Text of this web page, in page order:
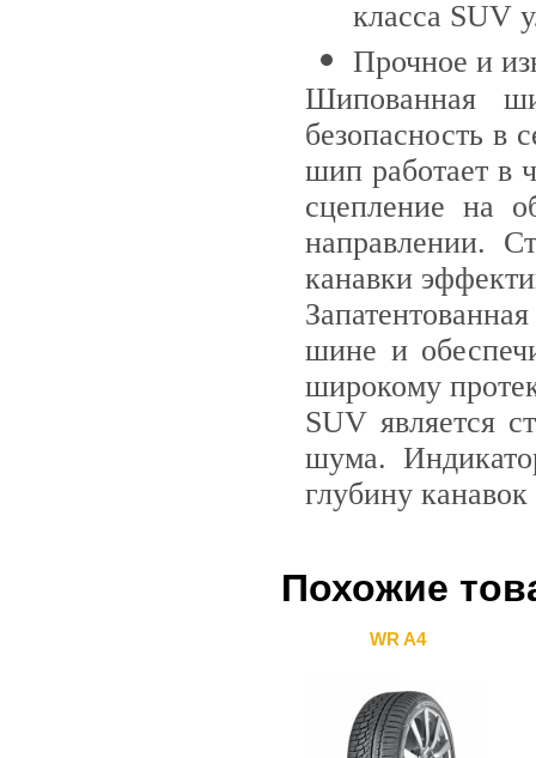
класса SUV
Прочное и
Шипованная
безопасность в
шип работает в
сцепление на
направлении.
канавки
шине и
широкому
SUV является
шума.
глубину
Похожие
WR A4